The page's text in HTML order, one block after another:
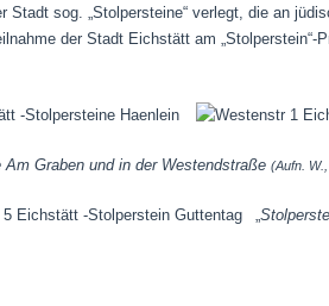
Stadt sog. „Stolpersteine“ verlegt, die an
der Stadt Eichstätt am
Am Graben und in der Westendstraße(Aufn.
„